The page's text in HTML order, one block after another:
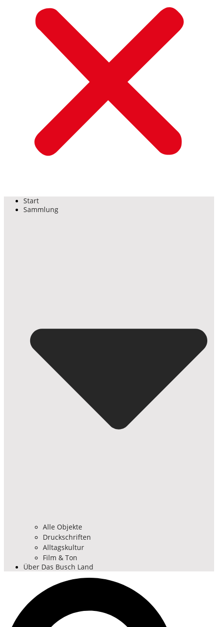
Start
Sammlung
Alle Objekte
Druckschriften
Alltagskultur
Film & Ton
Über Das Busch Land